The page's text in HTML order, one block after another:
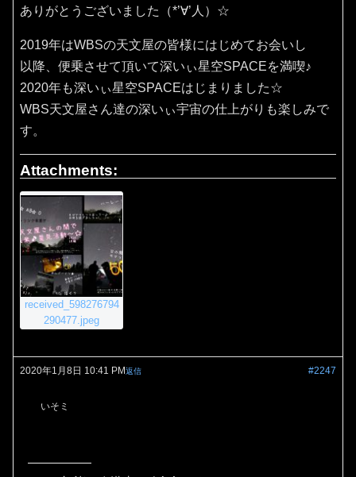
ありがとうございました（*’∀’人）☆
2019年はWBSの天文屋の皆様にはじめてお会いし
以降、便乗させて頂いて深いぃ星空SPACEを満喫♪
2020年も深いぃ星空SPACEはじまりました☆
WBS天文屋さん達の深いぃ宇宙の仕上がりも楽しみで
す。
Attachments:
received_598276794
290477.jpeg
2020年1月8日 10:41 PM #2247
返信
いそミ